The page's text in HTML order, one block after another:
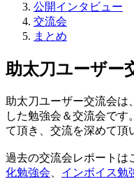
公開インタビュー
交流会
まとめ
助太刀ユーザー
助太刀ユーザー交流会は
した勉強会＆交流会です
て頂き、交流を深めて頂
過去の交流会レポートは
化勉強会
インボイス勉